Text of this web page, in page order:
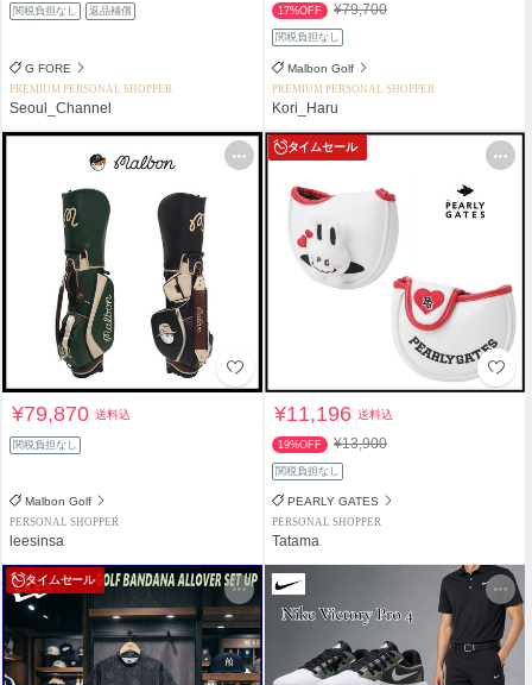
関税負担なし 返品補償
G FORE
PREMIUM PERSONAL SHOPPER
Seoul_Channel
17%OFF ¥79,700
関税負担なし
Malbon Golf
PREMIUM PERSONAL SHOPPER
Kori_Haru
¥79,870送料込
関税負担なし
Malbon Golf
PERSONAL SHOPPER
leesinsa
タイムセール
¥11,196送料込
19%OFF ¥13,900
関税負担なし
PEARLY GATES
PERSONAL SHOPPER
Tatama
タイムセール